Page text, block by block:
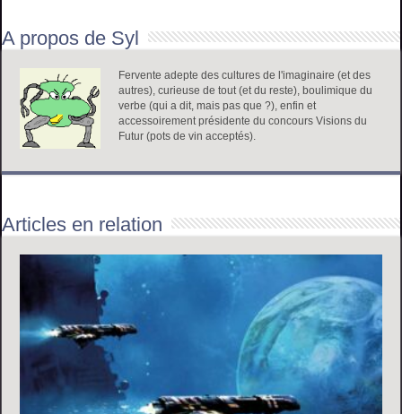
A propos de Syl
Fervente adepte des cultures de l'imaginaire (et des
autres), curieuse de tout (et du reste), boulimique du
verbe (qui a dit, mais pas que ?), enfin et
accessoirement présidente du concours Visions du
Futur (pots de vin acceptés).
Articles en relation